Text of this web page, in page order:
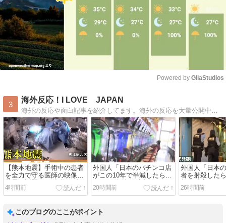
Powered by GliaStudios
3
海外反応！I LOVE JAPAN
【熊本地震】手術中の患者
を全力で守る医師の映像が
世界で話題に！ 海外の反
応。
4時間前
外国人「日本のパチンコ店
がこの10年で半減したらし
い！」 海外の反応。
20時間前
外国人「日本
者を射殺した
外の反応。
26時間前
このブログのここがポイント